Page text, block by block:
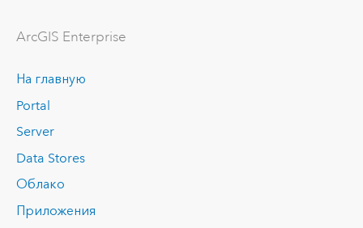
ArcGIS Enterprise
На главную
Portal
Server
Data Stores
Облако
Приложения